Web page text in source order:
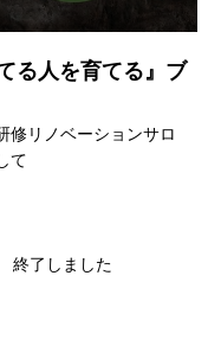
る人を育てる』ブ
修リノベーションサロ
て
終了しました